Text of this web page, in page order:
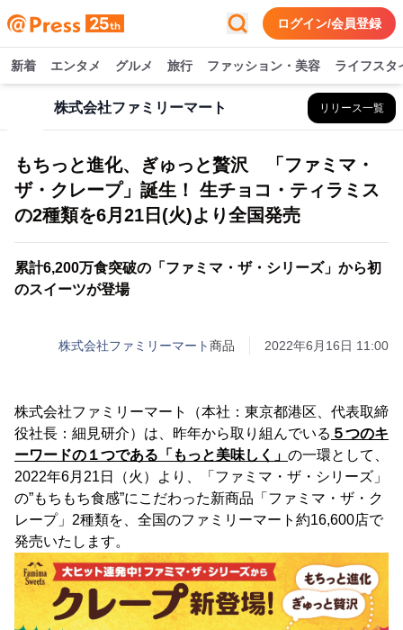
ログイン/会員登録
新着 エンタメ グルメ 旅行 ファッション・美容 ライフスタ
株式会社ファミリーマート リリース一覧
もちっと進化、ぎゅっと贅沢 「ファミマ・
ザ・クレープ」誕生！ 生チョコ・ティラミス
の2種類を6月21日(火)より全国発売
累計6,200万食突破の「ファミマ・ザ・シリーズ」から初
のスイーツが登場
株式会社ファミリーマート商品 2022年6月16日 11:00
株式会社ファミリーマート（本社：東京都港区、代表取締
役社長：細見研介）は、昨年から取り組んでいる ５つのキ
ーワードの１つである「もっと美味しく」 の一環として、
2022年6月21日（火）より、「ファミマ・ザ・シリーズ」
の”もちもち食感”にこだわった新商品「ファミマ・ザ・ク
レープ」2種類を、全国のファミリーマート約16,600店で
発売いたします。